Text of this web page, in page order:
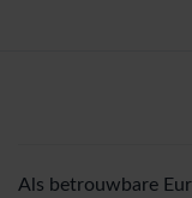
Als betrouwbare